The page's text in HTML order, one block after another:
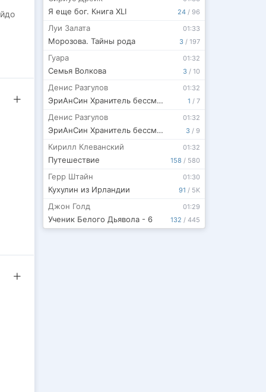
24 / 96
Я еще бог. Книга XLI
3 / 197
01:33
Луи Залата
Морозова. Тайны рода
3 / 10
01:32
Гуара
Семья Волкова
1 / 7
01:32
Денис Разгулов
ЭриАнСин Хранитель бессмертных душ. Том 2. Жажда
3 / 9
01:32
Денис Разгулов
ЭриАнСин Хранитель бессмертных душ. Том 1. Начало
158 / 580
01:32
Кирилл Клеванский
Путешествие
91 / 5K
01:30
Герр Штайн
Кухулин из Ирландии
132 / 445
01:29
Джон Голд
Ученик Белого Дьявола - 6